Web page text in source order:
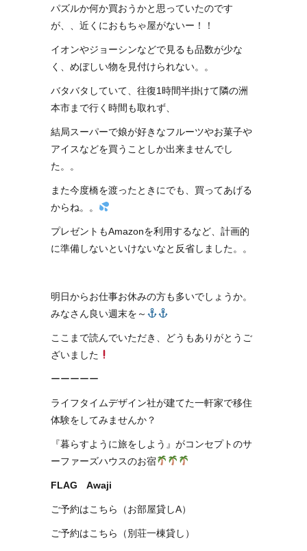
パズルか何か買おうかと思っていたのです
が、、近くにおもちゃ屋がないー！！
イオンやジョーシンなどで見るも品数が少な
く、めぼしい物を見付けられない。。
バタバタしていて、往復1時間半掛けて隣の洲
本市まで行く時間も取れず、
結局スーパーで娘が好きなフルーツやお菓子や
アイスなどを買うことしか出来ませんでし
た。。
また今度橋を渡ったときにでも、買ってあげる
からね。。
プレゼントもAmazonを利用するなど、計画的
に準備しないといけないなと反省しました。。
明日からお仕事お休みの方も多いでしょうか。
みなさん良い週末を～
ここまで読んでいただき、どうもありがとうご
ざいました
ーーーーー
ライフタイムデザイン社が建てた一軒家で移住
体験をしてみませんか？
『暮らすように旅をしよう』がコンセプトのサ
ーファーズハウスのお宿
FLAG Awaji
ご予約はこちら（お部屋貸しA）
ご予約はこちら（別荘一棟貸し）